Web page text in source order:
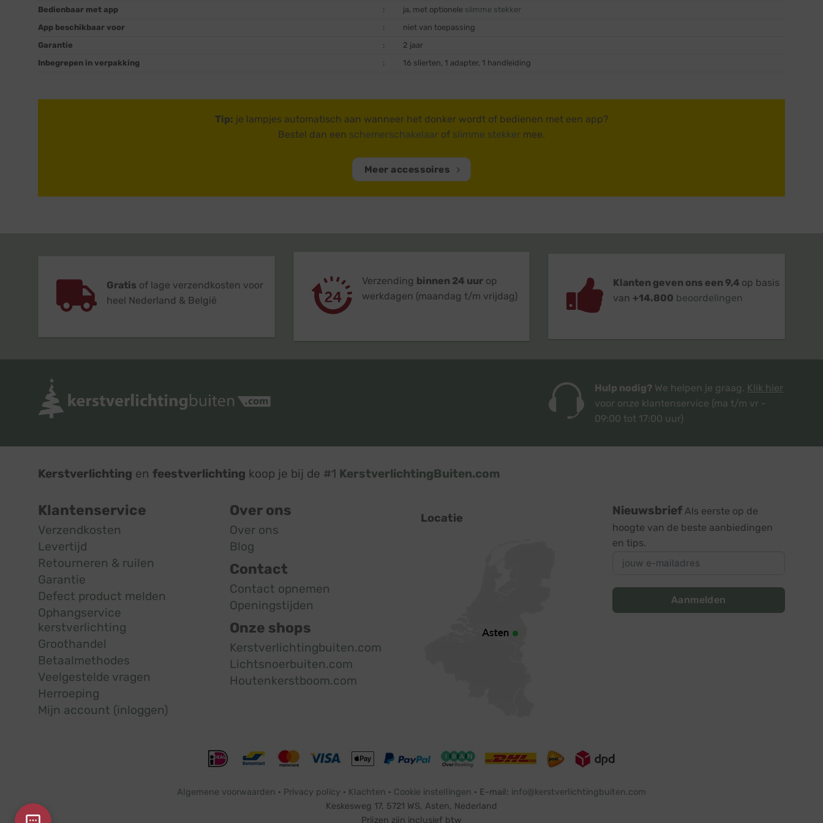
Bedienbaar met app
: ja, met optionele slimme stekker
App beschikbaar voor
:
niet van toepassing
Garantie
:
2 jaar
Inbegrepen in verpakking
: 16 slierten, 1 adapter, 1 handleiding
Tip: je lampjes automatisch aan wanneer het donker wordt of bedienen met een app?
Bestel dan een schemerschakelaar of slimme stekker mee.
Meer accessoires
Gratis of lage verzendkosten voor
heel Nederland & België
Verzending binnen 24 uurop
werkdagen (maandag t/m vrijdag)
Klanten geven ons een 9,4 op basis
van +14.800 beoordelingen
Hulp nodig? We helpen je graag. Klik hier
voor onze klantenservice (ma t/m vr -
09:00 tot 17:00 uur)
Kerstverlichting en feestverlichting koop je bij de #1 KerstverlichtingBuiten.com
Klantenservice
Verzendkosten
Levertijd
Retourneren & ruilen
Garantie
Defect product melden
Ophangservice
kerstverlichting
Groothandel
Betaalmethodes
Veelgestelde vragen
Herroeping
Mijn account (inloggen)
Over ons
Over ons
Blog
Contact
Contact opnemen
Openingstijden
Onze shops
Kerstverlichtingbuiten.com
Lichtsnoerbuiten.com
Houtenkerstboom.com
Locatie
Nieuwsbrief Als eerste op de
hoogte van de beste aanbiedingen
en tips.
Aanmelden
Algemene voorwaarden · Privacy policy · Klachten · Cookie instellingen · E-mail: info@kerstverlichtingbuiten.com
Keskesweg 17, 5721 WS, Asten, Nederland
Prijzen zijn inclusief btw